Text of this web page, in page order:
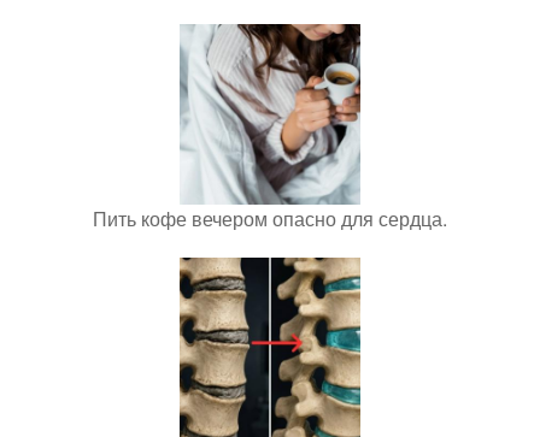
Пить кофе вечером опасно для сердца.